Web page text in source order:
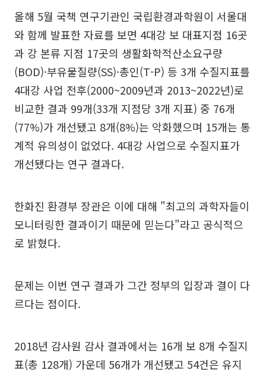
올해 5월 국책 연구기관인 국립환경과학원이 서울대
와 함께 발표한 자료를 보면 4대강 보 대표지점 16곳
과 강 본류 지점 17곳의 생활화학적산소요구량
(BOD)·부유물질량(SS)·총인(T-P) 등 3개 수질지표를
4대강 사업 전후(2000~2009년과 2013~2022년)로
비교한 결과 99개(33개 지점당 3개 지표) 중 76개
(77%)가 개선됐고 8개(8%)는 악화했으며 15개는 통
계적 유의성이 없었다. 4대강 사업으로 수질지표가
개선됐다는 연구 결과다.
한화진 환경부 장관은 이에 대해 "최고의 과학자들이
모니터링한 결과이기 때문에 믿는다"라고 공식적으
로 밝혔다.
문제는 이번 연구 결과가 그간 정부의 입장과 결이 다
르다는 점이다.
2018년 감사원 감사 결과에서는 16개 보 8개 수질지
표(총 128개) 가운데 56개가 개선됐고 54건은 유지